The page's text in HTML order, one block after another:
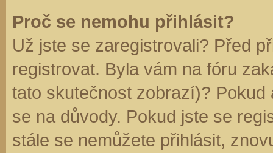
Proč se nemohu přihlásit?
Už jste se zaregistrovali? Před
registrovat. Byla vám na fóru
tato skutečnost zobrazí)?
se na důvody. Pokud jste se
stále se nemůžete přihlásit,